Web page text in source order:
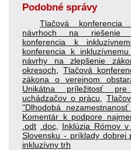
Podobné správy
Tlačová
návrhoch na riešenie
konferencia k
konferencia k
návrhy na zlepšenie
okresoch
Tlačová
zákona o verejnom
Unikátna príležitosť pre
uchádzačov o prácu ,
"Dlhodobá
Komentár k podpore
.odt
.doc, Inklúzia Rómov
Slovensku - príklady dobrej
inkluzívny trh